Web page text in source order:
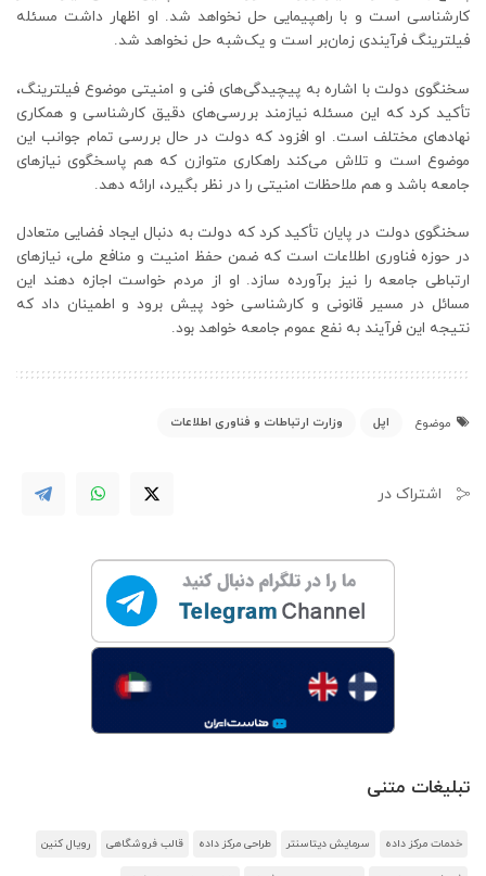
کارشناسی است و با راهپیمایی حل نخواهد شد. او اظهار داشت مسئله
فیلترینگ فرآیندی زمان‌بر است و یک‌شبه حل نخواهد شد.
سخنگوی دولت با اشاره به پیچیدگی‌های فنی و امنیتی موضوع فیلترینگ،
تأکید کرد که این مسئله نیازمند بررسی‌های دقیق کارشناسی و همکاری
نهادهای مختلف است. او افزود که دولت در حال بررسی تمام جوانب این
موضوع است و تلاش می‌کند راهکاری متوازن که هم پاسخگوی نیازهای
جامعه باشد و هم ملاحظات امنیتی را در نظر بگیرد، ارائه دهد.
سخنگوی دولت در پایان تأکید کرد که دولت به دنبال ایجاد فضایی متعادل
در حوزه فناوری اطلاعات است که ضمن حفظ امنیت و منافع ملی، نیازهای
ارتباطی جامعه را نیز برآورده سازد. او از مردم خواست اجازه دهند این
مسائل در مسیر قانونی و کارشناسی خود پیش برود و اطمینان داد که
نتیجه این فرآیند به نفع عموم جامعه خواهد بود.
موضوع اپل وزارت ارتباطات و فناوری اطلاعات
اشتراک در
تبلیغات متنی
خدمات مرکز داده سرمایش دیتاسنتر طراحی مرکز داده قالب فروشگاهی رویال کنین